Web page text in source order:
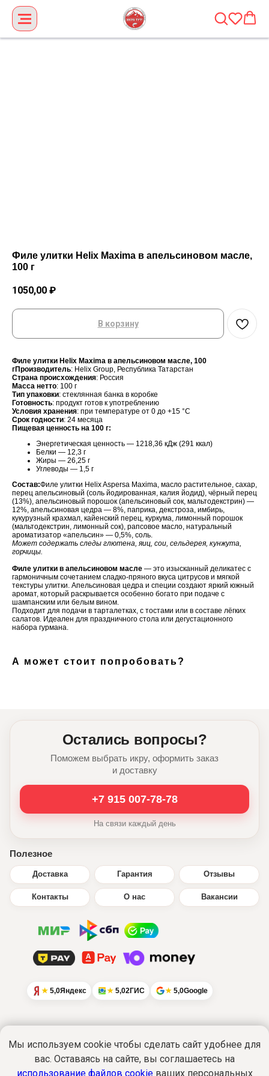
Филе улитки Helix Maxima в апельсиновом масле,
100 г
1050,00 ₽
В корзину
Филе улитки Helix Maxima в апельсиновом масле, 100
гПроизводитель: Helix Group, Республика Татарстан
Страна происхождения: Россия
Масса нетто: 100 г
Тип упаковки: стеклянная банка в коробке
Готовность: продукт готов к употреблению
Условия хранения: при температуре от 0 до +15 °C
Срок годности: 24 месяца
Пищевая ценность на 100 г:
Энергетическая ценность — 1218,36 кДж (291 ккал)
Белки — 12,3 г
Жиры — 26,25 г
Углеводы — 1,5 г
Состав:Филе улитки Helix Aspersa Maxima, масло растительное, сахар,
перец апельсиновый (соль йодированная, калия йодид), чёрный перец
(13%), апельсиновый порошок (апельсиновый сок, мальтодекстрин) —
12%, апельсиновая цедра — 8%, паприка, декстроза, имбирь,
кукурузный крахмал, кайенский перец, куркума, лимонный порошок
(мальтодекстрин, лимонный сок), рапсовое масло, натуральный
ароматизатор «апельсин» — 0,5%, соль.
Может содержать следы глютена, яиц, сои, сельдерея, кунжута,
горчицы.
Филе улитки в апельсиновом масле — это изысканный деликатес с
гармоничным сочетанием сладко-пряного вкуса цитрусов и мягкой
текстуры улитки. Апельсиновая цедра и специи создают яркий южный
аромат, который раскрывается особенно богато при подаче с
шампанским или белым вином.
Подходит для подачи в тарталетках, с тостами или в составе лёгких
салатов. Идеален для праздничного стола или дегустационного
набора гурмана.
А может стоит попробовать?
Остались вопросы?
Поможем выбрать икру, оформить заказ
и доставку
+7 915 007-78-78
На связи каждый день
Полезное
Доставка Гарантия Отзывы
Контакты О нас Вакансии
5,0Яндекс 5,02ГИС 5,0Google
Интернет-сайтwww.ikratut.ruносит
исключительно информационный характер
Мы используем cookie чтобы сделать сайт удобнее для
вас. Оставаясь на сайте, вы соглашаетесь на
использование файлов cookieваших персональных